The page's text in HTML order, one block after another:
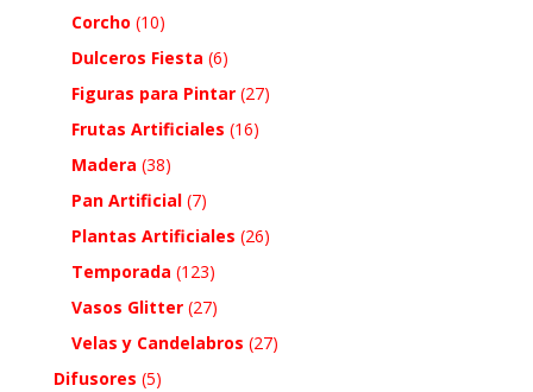
Corcho (10)
Dulceros Fiesta (6)
Figuras para Pintar (27)
Frutas Artificiales (16)
Madera (38)
Pan Artificial (7)
Plantas Artificiales (26)
Temporada (123)
Vasos Glitter (27)
Velas y Candelabros (27)
Difusores (5)